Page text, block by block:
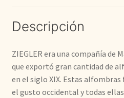
Descripción
ZIEGLER era una compañía de
que exportó gran cantidad de
en el siglo XIX. Estas alfombras
el gusto occidental y todas